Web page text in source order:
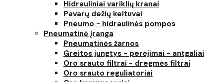
Hidrauliniai variklių kranai
Pavarų dežių keltuvai
Pneumo - hidraulinės pompos
Pneumatinė įranga
Pneumatinės žarnos
Greitos jungtys - perėjimai - antgaliai
Oro srauto filtrai - dregmės filtrai
Oro srauto reguliatoriai